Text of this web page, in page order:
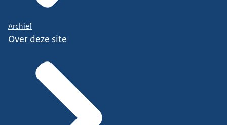
Archief
Over deze site